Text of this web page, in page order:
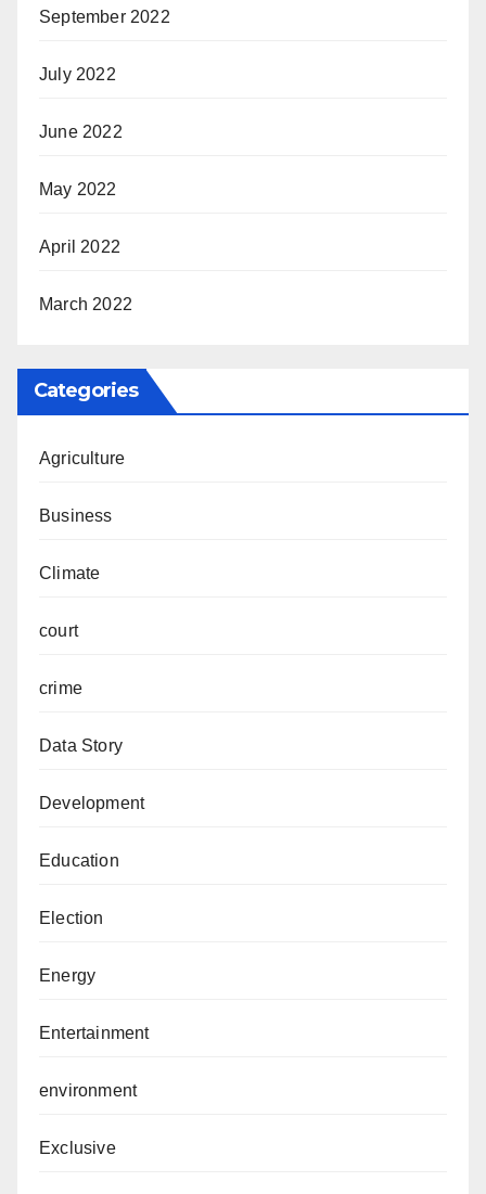
September 2022
July 2022
June 2022
May 2022
April 2022
March 2022
Categories
Agriculture
Business
Climate
court
crime
Data Story
Development
Education
Election
Energy
Entertainment
environment
Exclusive